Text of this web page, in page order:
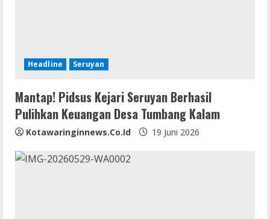
Headline Seruyan
Mantap! Pidsus Kejari Seruyan Berhasil
Pulihkan Keuangan Desa Tumbang Kalam
Kotawaringinnews.co.id 19 Juni 2026